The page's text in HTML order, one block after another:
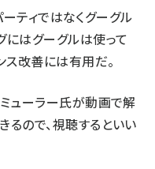
ティではなくグーグル
にはグーグルは使って
ス改善には有用だ。
ミューラー氏が動画で解
るので、視聴するといい